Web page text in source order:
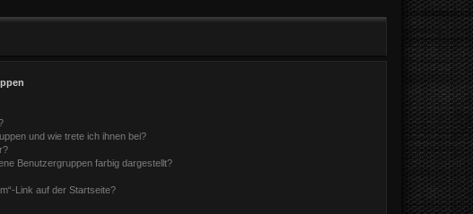
und wie trete ich ihnen bei?
Benutzergruppen farbig dargestellt?
Link auf der Startseite?